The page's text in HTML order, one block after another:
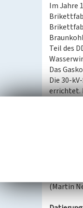
Im Jahre
Teil des
Das
Die 30-
errichtet.
finden
Die
(Martin